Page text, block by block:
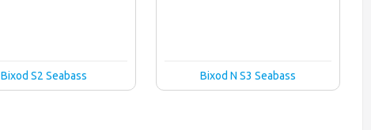
Bixod S2 Seabass Bixod N S3 Seabass